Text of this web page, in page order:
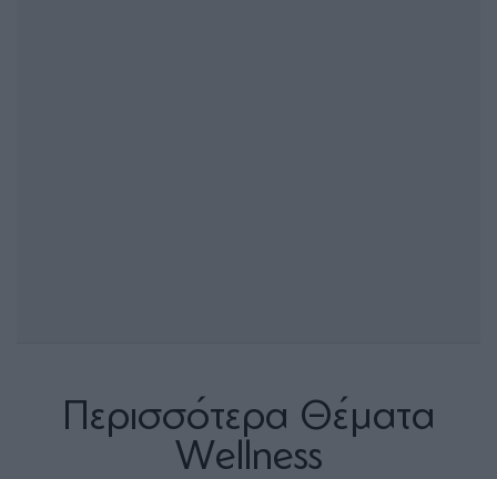
Περισσότερα Θέματα
Wellness